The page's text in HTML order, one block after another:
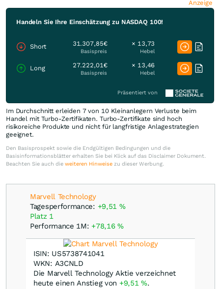
Anzeige
Handeln Sie Ihre Einschätzung zu NASDAQ 100!
Short 31.307,85€
Basispreis
× 13,73
Hebel
Long 27.222,01€
Basispreis
× 13,46
Hebel
Präsentiert von
Im Durchschnitt erleiden 7 von 10 Kleinanlegern Verluste beim
Handel mit Turbo-Zertifikaten. Turbo-Zertifikate sind hoch
risikoreiche Produkte und nicht für langfristige Anlagestrategien
geeignet.
Den Basisprospekt sowie die Endgültigen Bedingungen und die
Basisinformationsblätter erhalten Sie bei Klick auf das Disclaimer Dokument.
Beachten Sie auch die weiteren Hinweise zu dieser Werbung.
Marvell Technology
Tagesperformance: +9,51 %
Platz 1
Performance 1M: +78,16%
ISIN: US5738741041
WKN: A3CNLD
Die Marvell Technology Aktie verzeichnet
heute einen Anstieg von +9,51%.